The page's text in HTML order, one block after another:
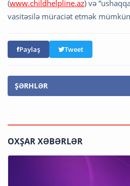
(www.childhelpline.az) və
vasitəsilə müraciət etmək
Paylaş Tweet
ŞƏRHLƏR
OXŞAR XƏBƏRLƏR